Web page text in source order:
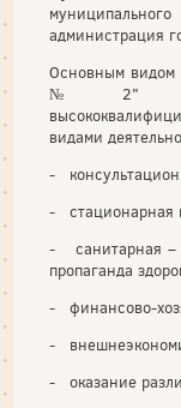
администрация
Основным видом
№2"
видами
-
- стационарная
- санитарная –
пропаганда
- финансово-
-
- оказание